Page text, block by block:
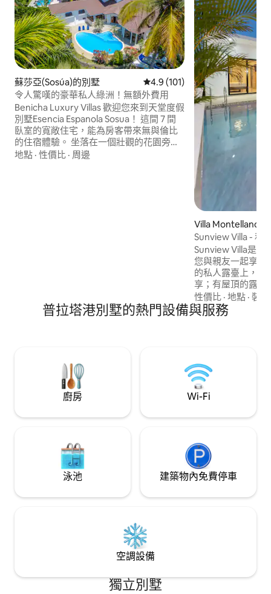
蘇莎亞(Sosúa)的別墅 從 101 則評價中獲得 4.9 的平
4.9 (101)
令人驚嘆的豪華私人綠洲！無額外費用
Benicha Luxury Villas 歡迎您來到天堂度假
別墅Esencia Espanola Sosua！ 這間 7 間
臥室的寬敞住宅，能為房客帶來無與倫比
的住宿體驗。 坐落在一個壯觀的花園旁，
距離Cabarete Sosua邊境的半私人海灘僅
地點 · 性價比 · 周邊
Villa Montellano的
Sunview Villa - 私
Sunview Villa是遠
您與親友一起享受您
的私人露臺上，您
享；有屋頂的露臺
體聲系統、燒烤區
我們的大型泳池和
距離機場10分鐘
性價比 ·地點 ·裝潢
普拉塔港別墅的熱門設備與服務
廚房 Wi-Fi
泳池 建築物內免費停車
空調設備
獨立別墅